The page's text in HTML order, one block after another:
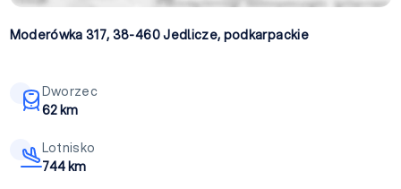
Moderówka 317, 38-460Jedlicze, podkarpackie
Dworzec
62 km
Lotnisko
744 km